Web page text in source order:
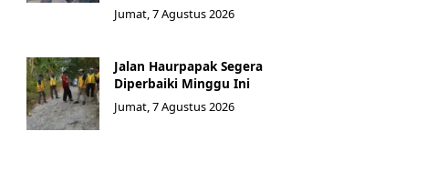
Jumat, 7 Agustus 2026
Jalan Haurpapak Segera
Diperbaiki Minggu Ini
Jumat, 7 Agustus 2026